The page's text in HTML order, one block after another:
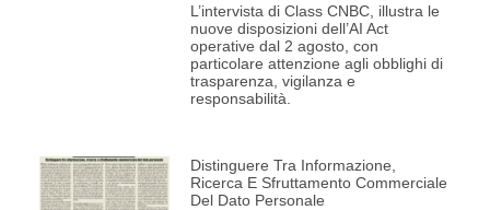
L’intervista di Class CNBC, illustra le
nuove disposizioni dell’AI Act
operative dal 2 agosto, con
particolare attenzione agli obblighi di
trasparenza, vigilanza e
responsabilità.
Distinguere Tra Informazione,
Ricerca E Sfruttamento Commerciale
Del Dato Personale